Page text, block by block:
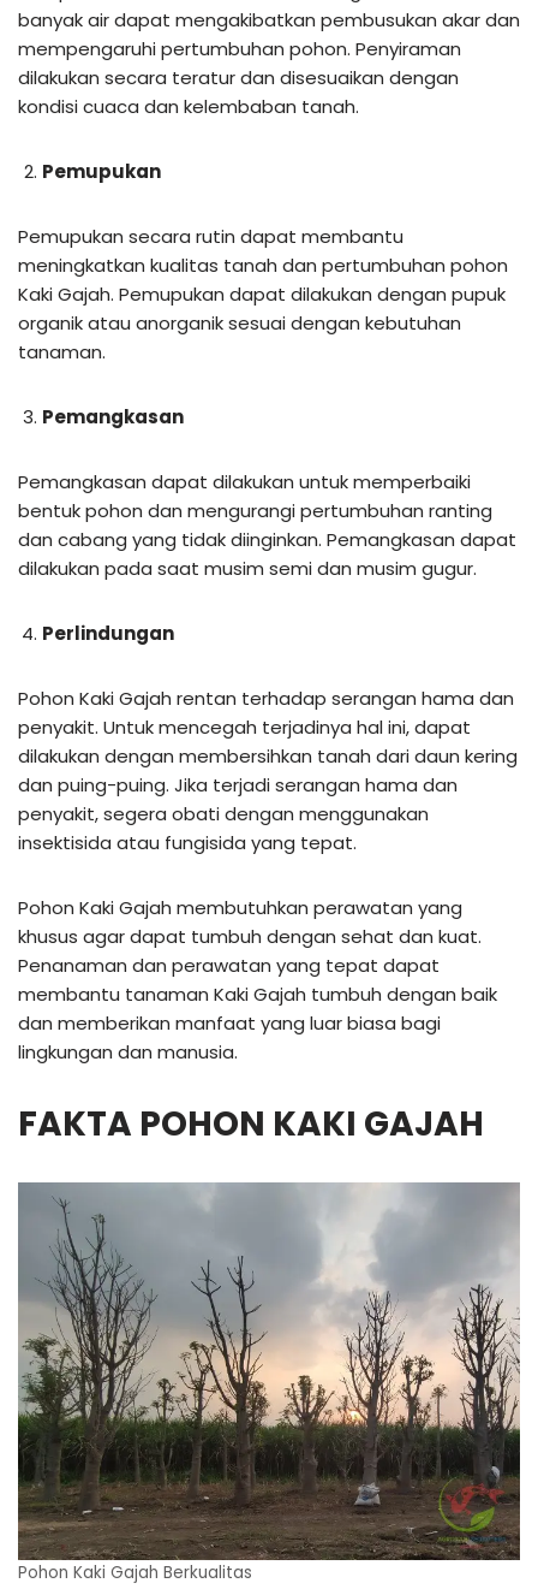
banyak air dapat mengakibatkan pembusukan akar dan
mempengaruhi pertumbuhan pohon. Penyiraman
dilakukan secara teratur dan disesuaikan dengan
kondisi cuaca dan kelembaban tanah.
Pemupukan
Pemupukan secara rutin dapat membantu
meningkatkan kualitas tanah dan pertumbuhan pohon
Kaki Gajah. Pemupukan dapat dilakukan dengan pupuk
organik atau anorganik sesuai dengan kebutuhan
tanaman.
Pemangkasan
Pemangkasan dapat dilakukan untuk memperbaiki
bentuk pohon dan mengurangi pertumbuhan ranting
dan cabang yang tidak diinginkan. Pemangkasan dapat
dilakukan pada saat musim semi dan musim gugur.
Perlindungan
Pohon Kaki Gajah rentan terhadap serangan hama dan
penyakit. Untuk mencegah terjadinya hal ini, dapat
dilakukan dengan membersihkan tanah dari daun kering
dan puing-puing. Jika terjadi serangan hama dan
penyakit, segera obati dengan menggunakan
insektisida atau fungisida yang tepat.
Pohon Kaki Gajah membutuhkan perawatan yang
khusus agar dapat tumbuh dengan sehat dan kuat.
Penanaman dan perawatan yang tepat dapat
membantu tanaman Kaki Gajah tumbuh dengan baik
dan memberikan manfaat yang luar biasa bagi
lingkungan dan manusia.
FAKTA POHON KAKI GAJAH
Pohon Kaki Gajah Berkualitas